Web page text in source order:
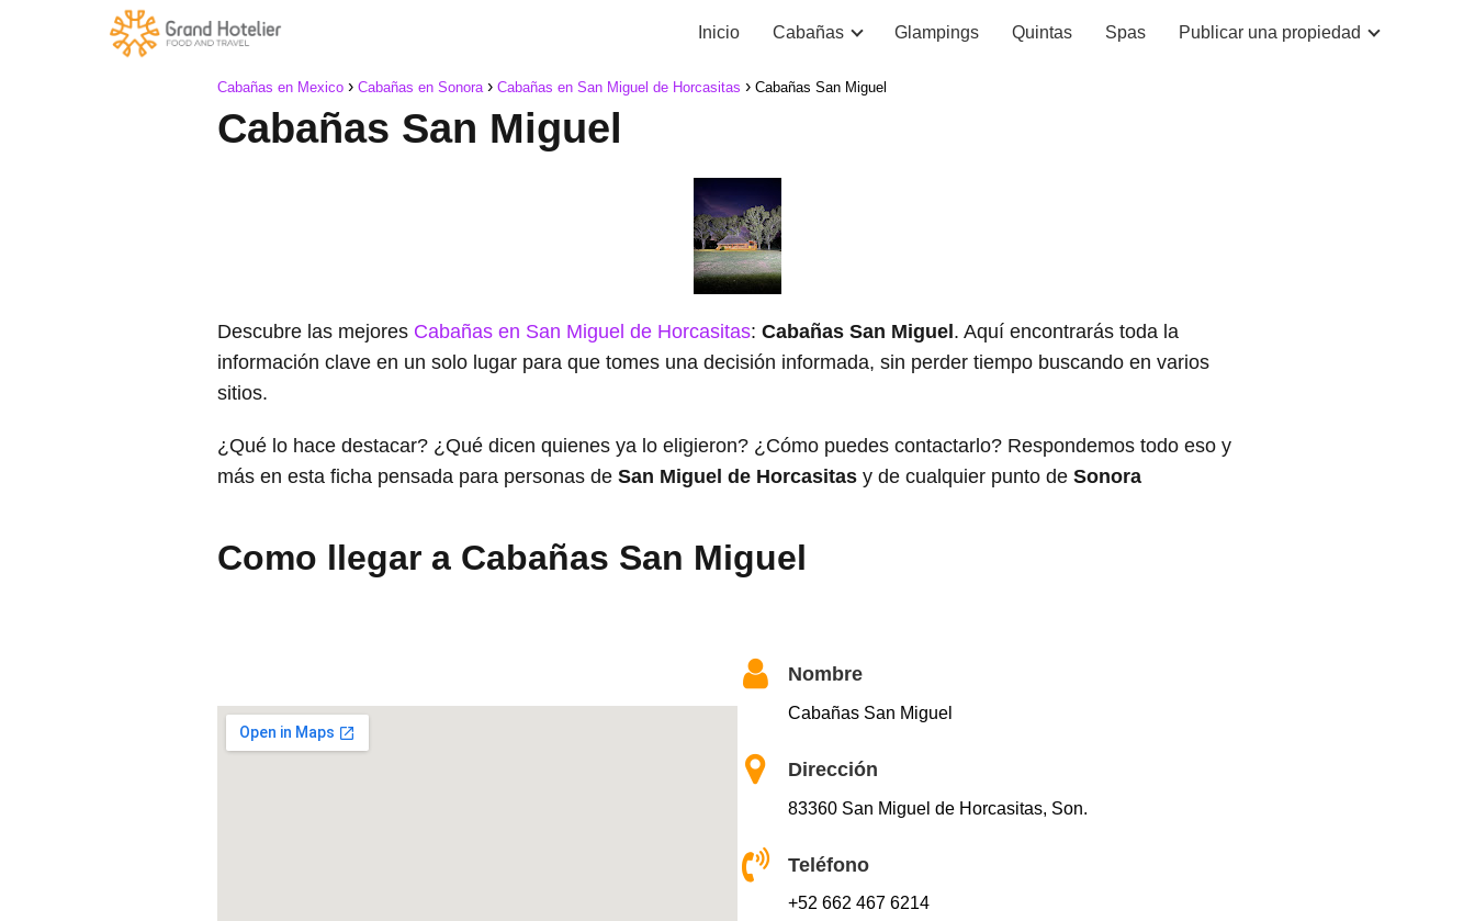
Inicio Cabañas Glampings Quintas Spas Publicar una propiedad
Cabañas en Mexico Cabañas en Sonora Cabañas en San Miguel de Horcasitas Cabañas San Miguel
Cabañas San Miguel
Descubre las mejores Cabañas en San Miguel de Horcasitas: Cabañas San Miguel . Aquí encontrarás toda la
información clave en un solo lugar para que tomes una decisión informada, sin perder tiempo buscando en varios
sitios.
¿Qué lo hace destacar? ¿Qué dicen quienes ya lo eligieron? ¿Cómo puedes contactarlo? Respondemos todo eso y
más en esta ficha pensada para personas de San Miguel de Horcasitas y de cualquier punto de Sonora
Como llegar a Cabañas San Miguel
Nombre
Cabañas San Miguel
Dirección
83360 San Miguel de Horcasitas, Son.
Teléfono
+52 662 467 6214